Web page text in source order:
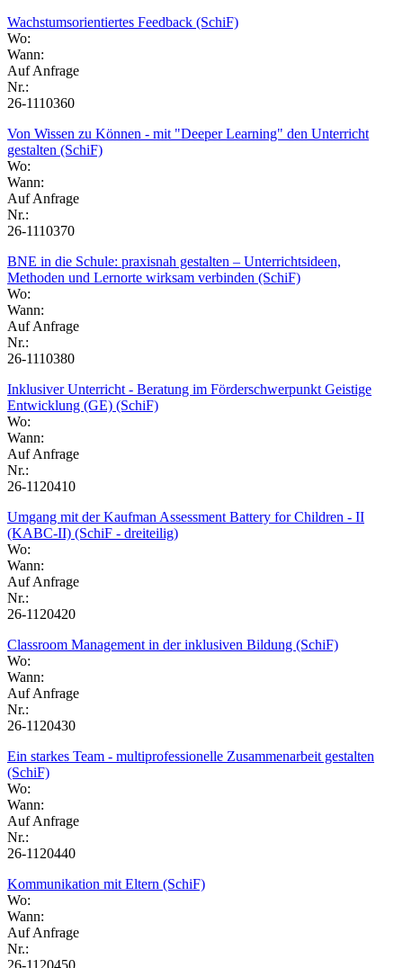
Wachstumsorientiertes Feedback (SchiF)
Wo:
Wann:
Auf Anfrage
Nr.:
26-1110360
Von Wissen zu Können - mit "Deeper Learning" den Unterricht
gestalten (SchiF)
Wo:
Wann:
Auf Anfrage
Nr.:
26-1110370
BNE in die Schule: praxisnah gestalten – Unterrichtsideen,
Methoden und Lernorte wirksam verbinden (SchiF)
Wo:
Wann:
Auf Anfrage
Nr.:
26-1110380
Inklusiver Unterricht - Beratung im Förderschwerpunkt Geistige
Entwicklung (GE) (SchiF)
Wo:
Wann:
Auf Anfrage
Nr.:
26-1120410
Umgang mit der Kaufman Assessment Battery for Children - II
(KABC-II) (SchiF - dreiteilig)
Wo:
Wann:
Auf Anfrage
Nr.:
26-1120420
Classroom Management in der inklusiven Bildung (SchiF)
Wo:
Wann:
Auf Anfrage
Nr.:
26-1120430
Ein starkes Team - multiprofessionelle Zusammenarbeit gestalten
(SchiF)
Wo:
Wann:
Auf Anfrage
Nr.:
26-1120440
Kommunikation mit Eltern (SchiF)
Wo:
Wann:
Auf Anfrage
Nr.:
26-1120450